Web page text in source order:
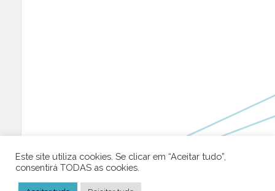
Este site utiliza cookies. Se clicar em “Aceitar tudo”,
consentirá TODAS as cookies.